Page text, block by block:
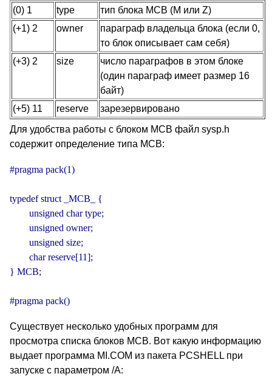
(0) 1 type
тип блока MCB (M или Z)
(+1) 2
owner
параграф владельца блока (если 0,
то блок описывает сам себя)
(+3) 2
size
число параграфов в этом блоке
(один параграф имеет размер 16
байт)
(+5) 11
reserve
зарезервировано
Для удобства работы с блоком MCB файл sysp.h
содержит определение типа MCB:
#pragma pack(1)
typedef struct _MCB_ {
        unsigned char type;
        unsigned owner;
        unsigned size;
        char reserve[11];
} MCB;
#pragma pack()
Существует несколько удобных программ для
просмотра списка блоков MCB. Вот какую информацию
выдает программа MI.COM из пакета PCSHELL при
запуске с параметром /A: